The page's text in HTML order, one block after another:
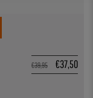
€39,95 €37,50